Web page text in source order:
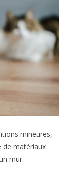
mineures,
de matériaux
mur.